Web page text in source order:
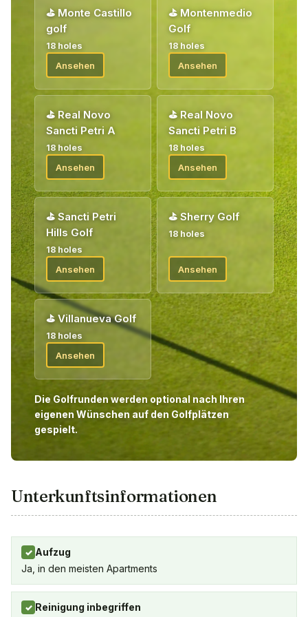
willkommen geheißen, der Ihnen Ihre Gutscheine für Ihr
Golfpaket aushändigt. Willkommen!
⛳ Monte Castillo
golf
18 holes
Ansehen
⛳ Montenmedio
Golf
18 holes
Ansehen
⛳ Real Novo
Sancti Petri A
18 holes
Ansehen
⛳ Real Novo
Sancti Petri B
18 holes
Ansehen
⛳ Sancti Petri
Hills Golf
18 holes
Ansehen
⛳ Sherry Golf
18 holes
Ansehen
⛳ Villanueva Golf
18 holes
Ansehen
Die Golfrunden werden optional nach Ihren
eigenen Wünschen auf den Golfplätzen
gespielt.
Unterkunftsinformationen
✓ Aufzug
Ja, in den meisten Apartments
✓ Reinigung inbegriffen